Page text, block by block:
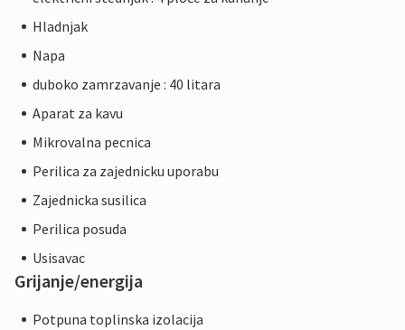
Hladnjak
Napa
duboko zamrzavanje : 40 litara
Aparat za kavu
Mikrovalna pecnica
Perilica za zajednicku uporabu
Zajednicka susilica
Perilica posuda
Usisavac
Grijanje/energija
Potpuna toplinska izolacija